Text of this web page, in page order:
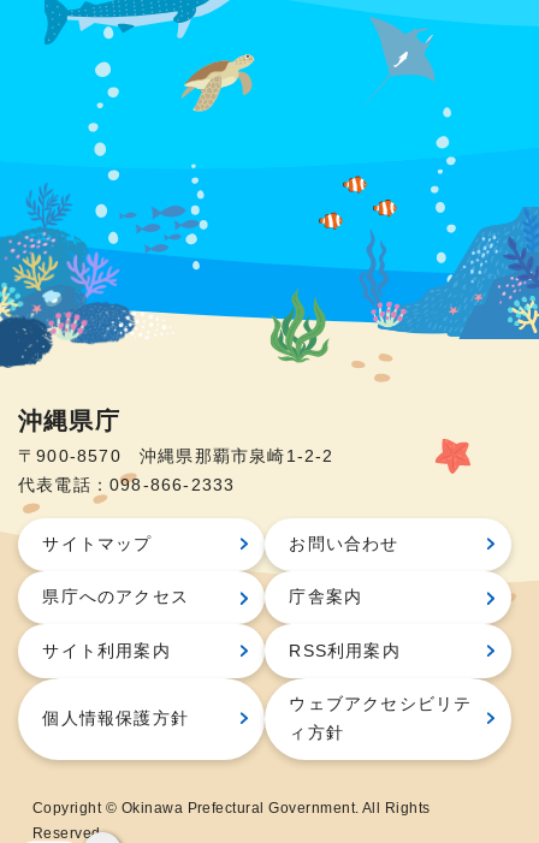
沖縄県庁
〒900-8570 沖縄県那覇市泉崎1-2-2
代表電話：098-866-2333
サイトマップ お問い合わせ
県庁へのアクセス 庁舎案内
サイト利用案内 RSS利用案内
個人情報保護方針
ウェブアクセシビリテ
ィ方針
Copyright © Okinawa Prefectural Government. All Rights
Reserved.